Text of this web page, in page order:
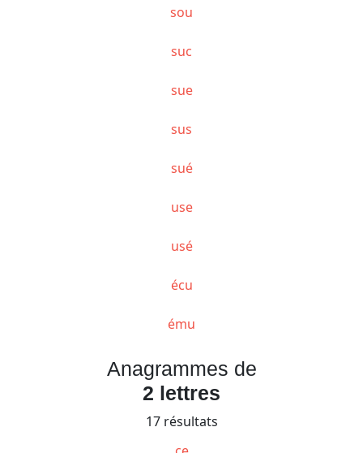
sou
suc
sue
sus
sué
use
usé
écu
ému
Anagrammes de
2 lettres
17 résultats